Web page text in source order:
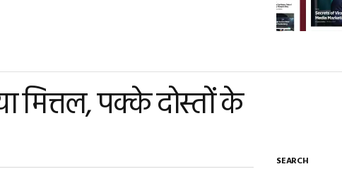
मित्तल, पक्के दोस्तों के
SEARCH